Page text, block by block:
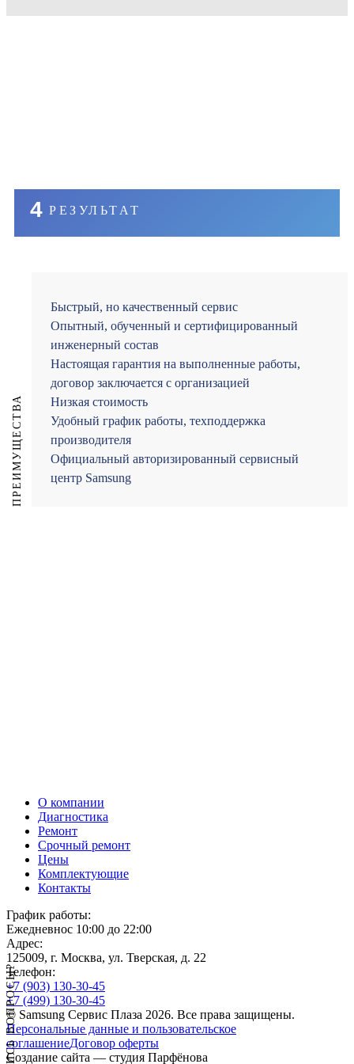
4 РЕЗУЛЬТАТ
ПРЕИМУЩЕСТВА
Быстрый, но качественный сервис
Опытный, обученный и сертифицированный
инженерный состав
Настоящая гарантия на выполненные работы,
договор заключается с организацией
Низкая стоимость
Удобный график работы, техподдержка
производителя
Официальный авторизированный сервисный
центр Samsung
О компании
Диагностика
Ремонт
Срочный ремонт
Цены
Комплектующие
Контакты
График работы:
Ежедневнос 10:00 до 22:00
Адрес:
125009, г. Москва, ул. Тверская, д. 22
Телефон:
+7 (903) 130-30-45
+7 (499) 130-30-45
© Samsung Сервис Плаза 2026. Все права защищены.
Персональные данные и пользовательское
соглашениеДоговор оферты
Создание сайта — студия Парфёнова